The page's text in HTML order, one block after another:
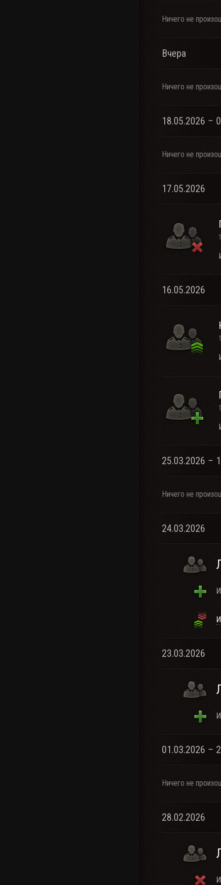
Ничего не
Вчера
Ничего не
18.05.2026 –
Ничего не
17.05.2026
16.05.2026
25.03.2026 –
Ничего не
24.03.2026
23.03.2026
01.03.2026 –
Ничего не
28.02.2026